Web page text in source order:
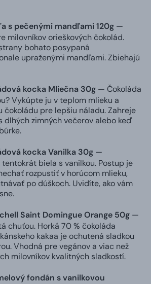
s pečenými mandľami 120g —
milovníkov orieškových čokolád.
bohato posypaná
upraženými mandľami. Zbiehajú
kocka Mliečna 30g — Čokoláda
Vykúpte ju v teplom mlieku a
čokoládu pre lepšiu náladu. Zahreje
dlhých zimných večerov alebo keď
kocka Vanilka 30g —
tentokrát biela s vanilkou. Postup je
rozpustiť v horúcom mlieku,
po dúškoch. Uvidíte, ako vám
Saint Domingue Orange 50g —
chuťou. Horká 70 % čokoláda
kakaa je ochutená sladkou
Vhodná pre vegánov a viac než
milovníkov kvalitných sladkostí.
fondán s vanilkovou